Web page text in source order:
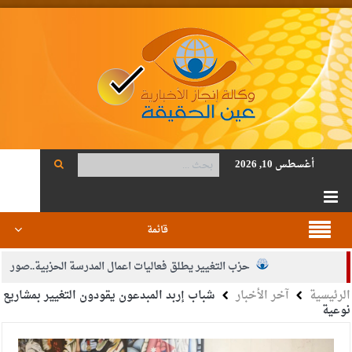
أغسطس 10, 2026
قائمة
حزب التغيير يطلق فعاليات اعمال المدرسة الحزبية..صور
الجيش يفتح باب التجنيد لحملة البكالوريوس في الحقوق والقانون
الرئيسية آخر الأخبار شباب إربد المبدعون يقودون التغيير بمشاريع
نوعية